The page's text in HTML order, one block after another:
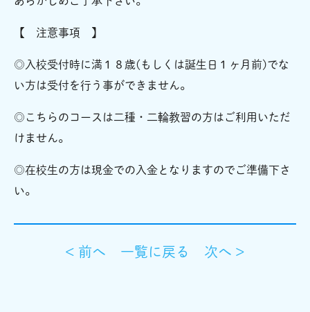
【 注意事項 】
◎入校受付時に満１８歳(もしくは誕生日１ヶ月前)でな
い方は受付を行う事ができません。
◎こちらのコースは二種・二輪教習の方はご利用いただ
けません。
◎在校生の方は現金での入金となりますのでご準備下さ
い。
< 前へ 一覧に戻る 次へ >